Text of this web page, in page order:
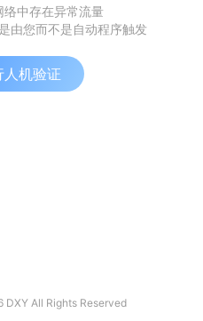
络中存在异常流量
由您而不是自动程序触发
人机验证
All Rights Reserved